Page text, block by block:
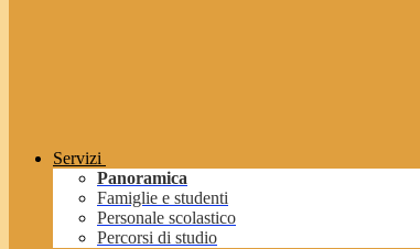
Servizi
Panoramica
Famiglie e studenti
Personale scolastico
Percorsi di studio